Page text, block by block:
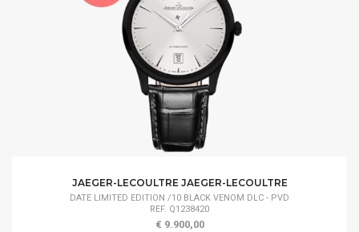
JAEGER-LECOULTRE JAEGER-LECOULTRE
DATE LIMITED EDITION /10 BLACK VENOM DLC - PVD
REF. Q1238420
€ 9.900,00